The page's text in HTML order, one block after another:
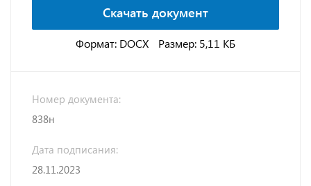
Скачать документ
Формат: DOCX Размер: 5,11 КБ
Номер документа:
838н
Дата подписания:
28.11.2023